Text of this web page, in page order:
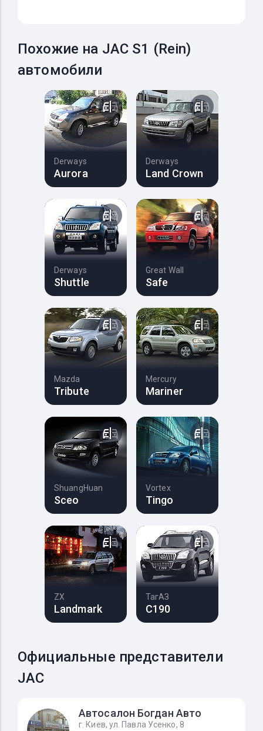
Похожие на JAC S1 (Rein)
автомобили
Derways
Aurora
Derways
Land Crown
Derways
Shuttle
Great Wall
Safe
Mazda
Tribute
Mercury
Mariner
ShuangHuan
Sceo
Vortex
Tingo
ZX
Landmark
ТагАЗ
C190
Официальные представители
JAC
Автосалон Богдан Авто
г. Киев, ул. Павла Усенко, 8